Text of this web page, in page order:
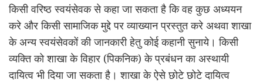
किसी वरिष्ठ स्वयंसेवक से कहा जा सकता है कि वह कुछ अध्ययन
करे और किसी सामाजिक मुद्दे पर व्याख्यान प्रस्तुत करे अथवा शाखा
के अन्य स्वयंसेवकों की जानकारी हेतु कोई कहानी सुनाये। किसी
व्यक्ति को शाखा के विहार (पिकनिक) के प्रबंधन का अस्थायी
दायित्व भी दिया जा सकता है। शाखा के ऐसे छोटे छोटे दायित्व